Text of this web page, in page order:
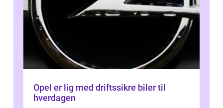
Opel er lig med driftssikre biler til
hverdagen